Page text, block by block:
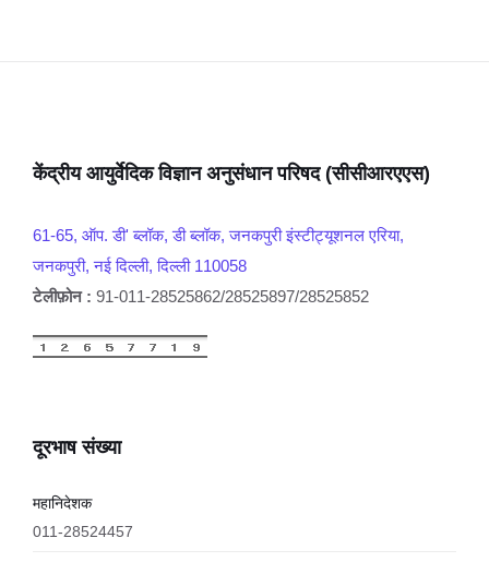
केंद्रीय आयुर्वेदिक विज्ञान अनुसंधान परिषद (सीसीआरएएस)
61-65, ऑप. डी' ब्लॉक, डी ब्लॉक, जनकपुरी इंस्टीट्यूशनल एरिया,
जनकपुरी, नई दिल्ली, दिल्ली 110058
टेलीफ़ोन : 91-011-28525862/28525897/28525852
दूरभाष संख्या
महानिदेशक
011-28524457